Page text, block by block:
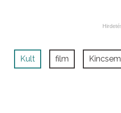
Kult film Kincsem